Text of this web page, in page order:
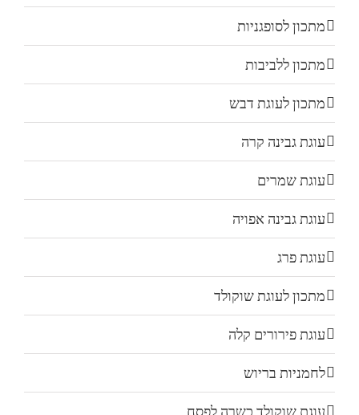
מתכון לסופגניות
מתכון ללביבות
מתכון לעוגת דבש
עוגת גבינה קרה
עוגת שמרים
עוגת גבינה אפויה
עוגת פרג
מתכון לעוגת שוקולד
עוגת פירורים קלה
לחמניות בריוש